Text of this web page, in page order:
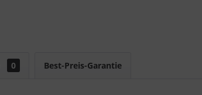
0 Best-Preis-Garantie